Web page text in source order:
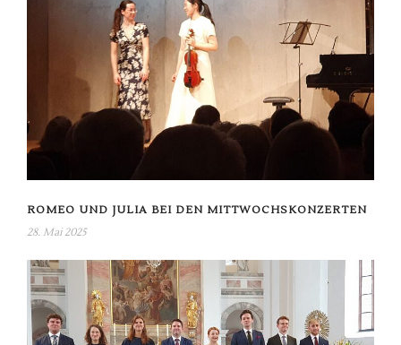
ROMEO UND JULIA BEI DEN MITTWOCHSKONZERTEN
28. Mai 2025